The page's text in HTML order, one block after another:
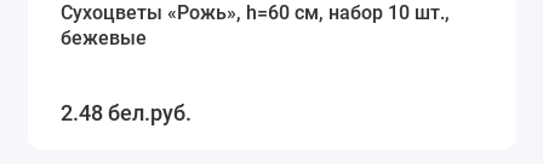
Сухоцветы «Рожь», h=60 см, набор 10 шт.,
бежевые
2.48 бел.руб.